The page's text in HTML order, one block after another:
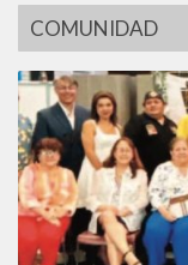
COMUNIDAD